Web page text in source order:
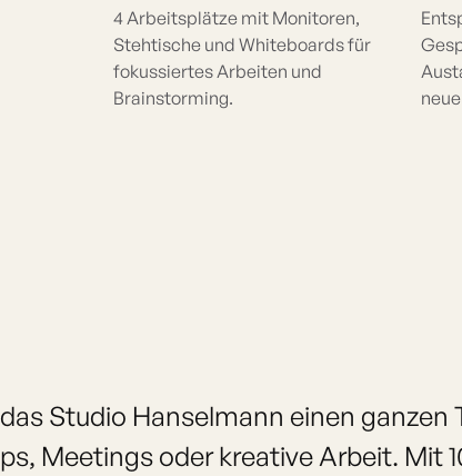
4 Arbeitsplätze mit Monitoren,
Stehtische und Whiteboards für
fokussiertes Arbeiten und
Brainstorming.
Studio Hanselmann einen ganzen
Meetings oder kreative Arbeit. Mit